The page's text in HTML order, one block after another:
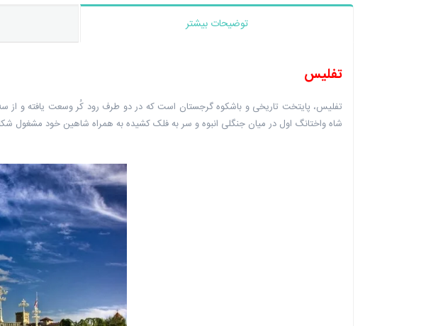
توضیحات بیشتر
تفلیس
تفلیس، پایتخت تاریخی و باشکوه گرجستان است که در دو طرف رود کُر وسعت یافته و از
شاه واختانگ اول در میان جنگلی انبوه و سر به فلک کشیده به همراه شاهین خود مشغول